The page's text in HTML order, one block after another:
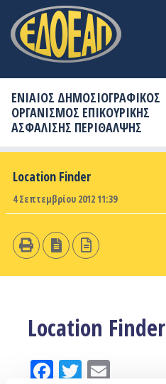
ΕΝΙΑΙΟΣ ΔΗΜΟΣΙΟΓΡΑΦΙΚΟΣ
ΟΡΓΑΝΙΣΜΟΣ ΕΠΙΚΟΥΡΙΚΗΣ
ΑΣΦΑΛΙΣΗΣ ΠΕΡΙΘΑΛΨΗΣ
Location Finder
4 Σεπτεμβρίου 2012 11:39
Location Finder
Facebook
Twitter